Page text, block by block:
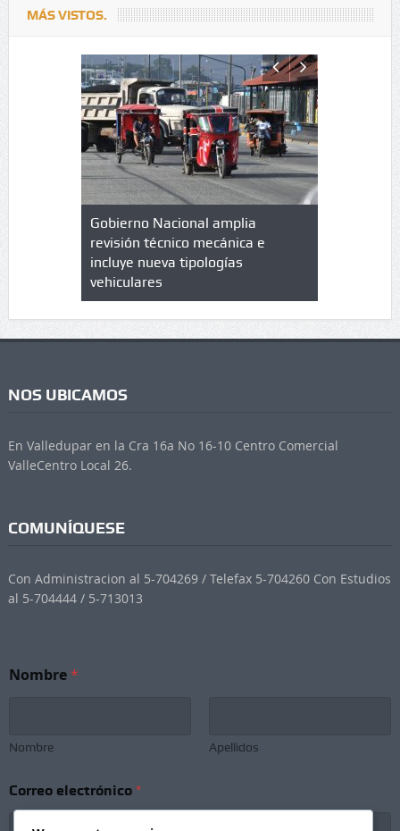
MÁS VISTOS.
de
en
Gobierno Nacional amplia
revisión técnico mecánica e
incluye nueva tipologías
vehiculares
Qué es
NOS UBICAMOS
En Valledupar en la Cra 16a No 16-10 Centro Comercial
ValleCentro Local 26.
COMUNÍQUESE
Con Administracion al 5-704269 / Telefax 5-704260 Con Estudios
al 5-704444 / 5-713013
o
o
Nombre*
Nombre Apellidos
Correo electrónico *